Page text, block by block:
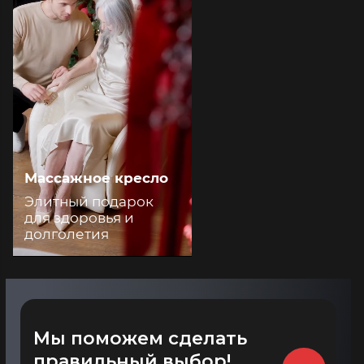
Массажное кресло
Элитный подарок
для здоровья и
долголетия
Мы поможем сделать